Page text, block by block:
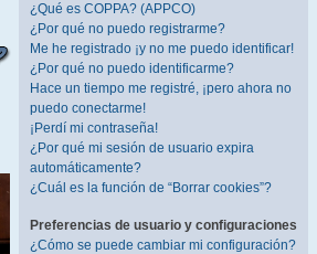
¿Qué es COPPA? (APPCO)
¿Por qué no puedo registrarme?
Me he registrado ¡y no me puedo identificar!
¿Por qué no puedo identificarme?
Hace un tiempo me registré, ¡pero ahora no
puedo conectarme!
¡Perdí mi contraseña!
¿Por qué mi sesión de usuario expira
automáticamente?
¿Cuál es la función de “Borrar cookies”?
Preferencias de usuario y configuraciones
¿Cómo se puede cambiar mi configuración?